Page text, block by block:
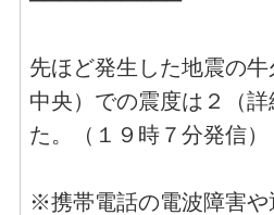
先ほど発生した地震の
中央）での震度は２（
た。（１９時７分発信）
※携帯電話の電波障害や